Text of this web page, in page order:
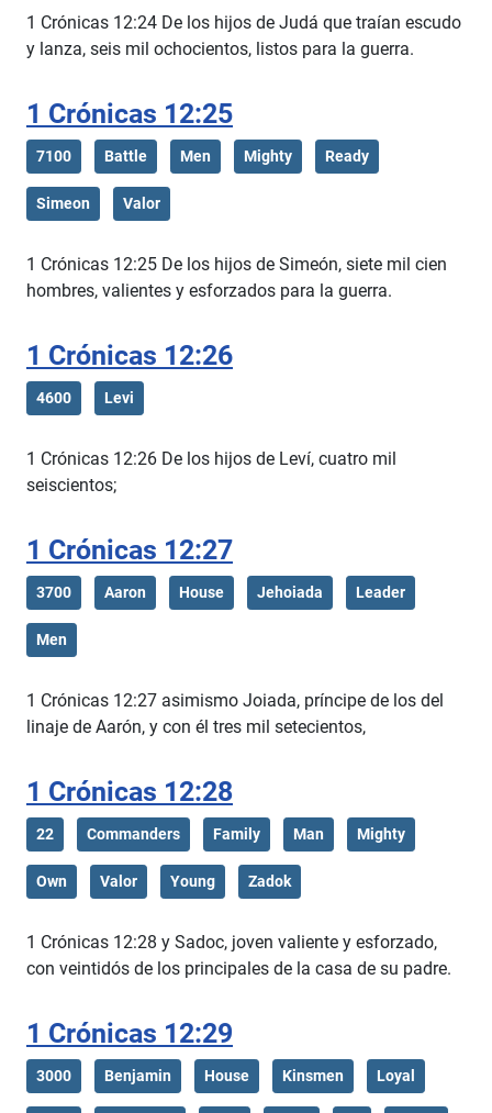
1 Crónicas 12:24 De los hijos de Judá que traían escudo
y lanza, seis mil ochocientos, listos para la guerra.
1 Crónicas 12:25
7100 Battle Men Mighty Ready
Simeon Valor
1 Crónicas 12:25 De los hijos de Simeón, siete mil cien
hombres, valientes y esforzados para la guerra.
1 Crónicas 12:26
4600 Levi
1 Crónicas 12:26 De los hijos de Leví, cuatro mil
seiscientos;
1 Crónicas 12:27
3700 Aaron House Jehoiada Leader
Men
1 Crónicas 12:27 asimismo Joiada, príncipe de los del
linaje de Aarón, y con él tres mil setecientos,
1 Crónicas 12:28
22 Commanders Family Man Mighty
Own Valor Young Zadok
1 Crónicas 12:28 y Sadoc, joven valiente y esforzado,
con veintidós de los principales de la casa de su padre.
1 Crónicas 12:29
3000 Benjamin House Kinsmen Loyal